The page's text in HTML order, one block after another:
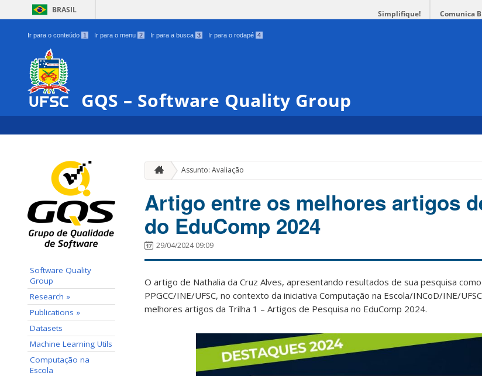
BRASIL Simplifique! Comunica
Ir para o conteúdo 1 Ir para o menu 2 Ir para a busca 3 Ir para o rodapé 4
GQS – Software Quality Group
Software Quality
Group
Research »
Publications »
Datasets
Machine Learning Utils
Computação na
Escola
Assunto: Avaliação
Artigo entre os melhores artigos
do EduComp 2024
29/04/2024 09:09
O artigo de Nathalia da Cruz Alves, apresentando resultados de sua pesquisa
PPGCC/INE/UFSC, no contexto da iniciativa Computação na Escola/INCoD/INE/
melhores artigos da Trilha 1 – Artigos de Pesquisa no EduComp 2024.